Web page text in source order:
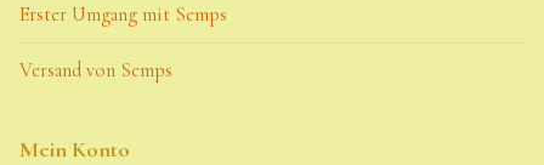
Erster Umgang mit Semps
Versand von Semps
Mein Konto